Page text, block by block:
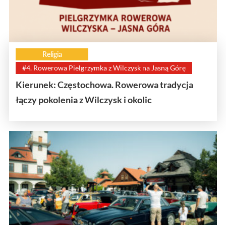
Religia
#4. Rowerowa Pielgrzymka z Wilczysk na Jasną Górę
Kierunek: Częstochowa. Rowerowa tradycja
łączy pokolenia z Wilczysk i okolic